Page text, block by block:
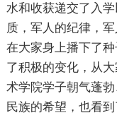
水和收获递交了入
质，军人的纪律，
在大家身上播下了
了积极的变化，从
术学院学子朝气蓬
民族的希望，也看